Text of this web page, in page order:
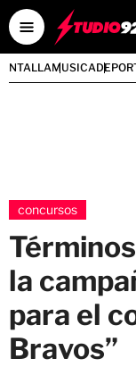
MUSICA
concursos
la
para el
Bravos”